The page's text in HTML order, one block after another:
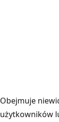
Obejmuje
użytkowników